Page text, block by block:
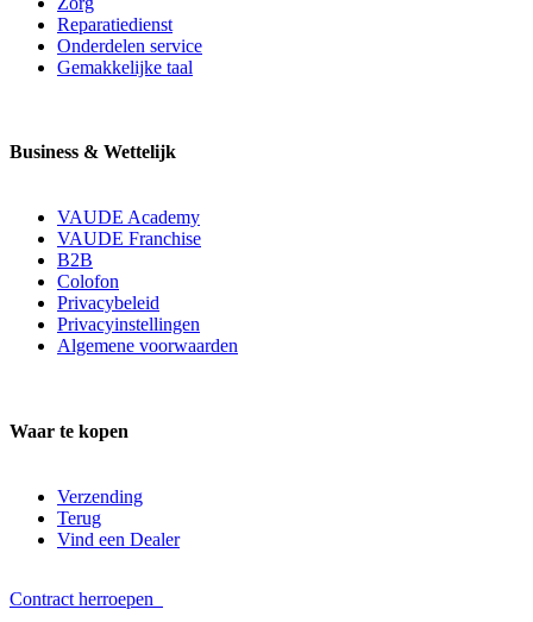
Reparatiedienst
Onderdelen service
Gemakkelijke taal
Business & Wettelijk
VAUDE Academy
VAUDE Franchise
B2B
Colofon
Privacybeleid
Privacyinstellingen
Algemene voorwaarden
Waar te kopen
Verzending
Terug
Vind een Dealer
Contract herroepen